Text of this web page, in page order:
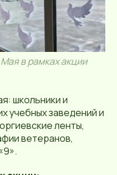
в рамках акции
школьники и
учебных заведений и
ленты,
ветеранов,